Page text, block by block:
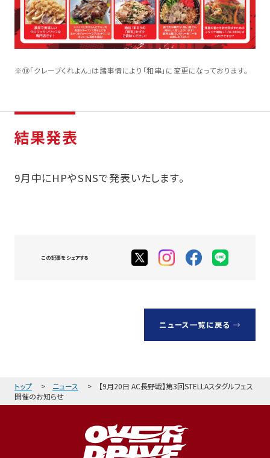
※⑩「クレープくれよん」は諸事情により「和串」に変更になっております。
結果発表
9月中にHPやSNSで発表いたします。
この記事をシェアする
ニュース一覧に戻る
トップ ニュース
【9月20日 AC長野戦】第3回STELLAスタグルフェス
開催のお知らせ